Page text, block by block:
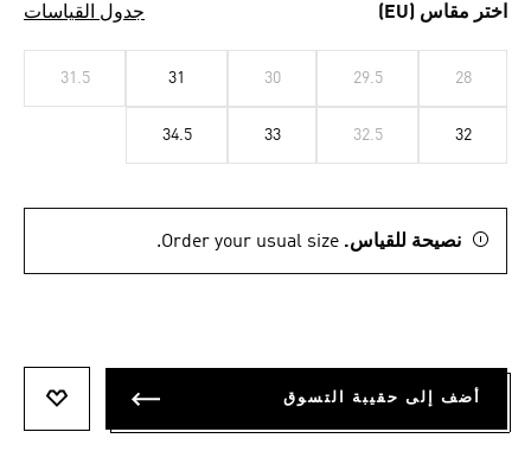
اختر مقاس (EU) جدول القياسات
28
29.5
30
31
31.5
32
32.5
33
34.5
نصيحة للقياس. Order your usual size.
أضف إلى حقيبة التسوق